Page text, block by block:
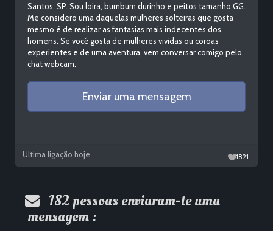
Santos, SP. Sou loira, bumbum durinho e peitos tamanho GG.
Me considero uma daquelas mulheres solteiras que gosta
mesmo é de realizar as fantasias mais indecentes dos
homens. Se você gosta de mulheres vividas ou coroas
experientes e de uma aventura, vem conversar comigo pelo
chat webcam.
Ultima ligação hoje 1821
182 pessoas enviaram-te uma
mensagem :